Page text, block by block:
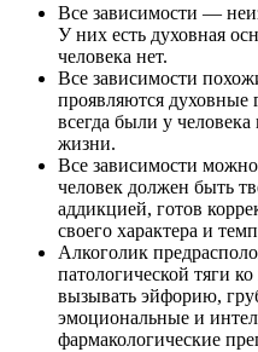
Все зависимости —
У них есть духовная
человека нет.
Все зависимости
проявляются духовные
всегда были у
жизни.
Все зависимости
человек должен быть
аддикцией, готов
своего характера и
Алкоголик
патологической тяги
вызывать эйфорию,
эмоциональные и
фармакологические